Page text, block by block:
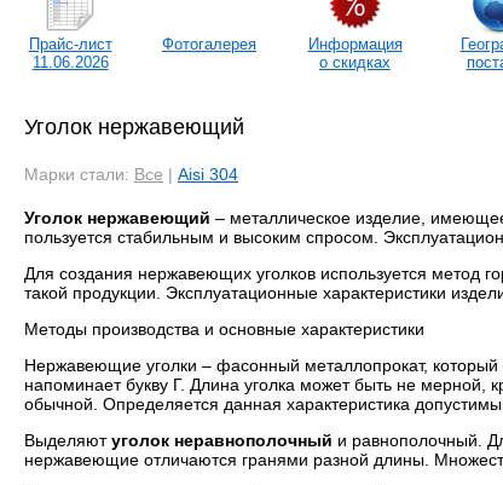
Прайс-лист
11.06.2026
Фотогалерея
Информация
о скидках
Уголок нержавеющий
Марки стали: Все | Aisi 304
Уголок нержавеющий – металлическое изделие,
пользуется стабильным и высоким спросом.
Для создания нержавеющих уголков используется метод
такой продукции. Эксплуатационные характеристики
Методы производства и основные характеристики
Нержавеющие уголки – фасонный металлопрокат, который
напоминает букву Г. Длина уголка может быть не мерной,
обычной. Определяется данная характеристика
Выделяютуголок неравнополочный и равнополочный.
нержавеющие отличаются гранями разной длины.